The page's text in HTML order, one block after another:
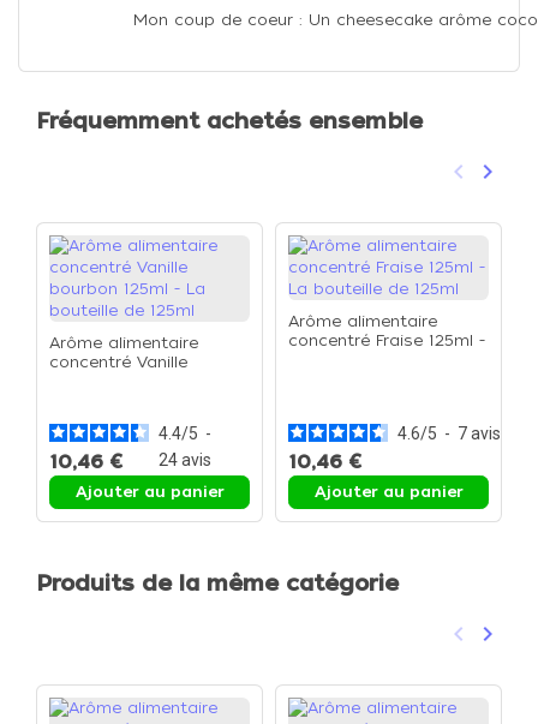
Mon coup de coeur : Un cheesecake arôme
Fréquemment achetés ensemble
Précédent
keyboard_arrow_left keyboard_arrow_right
Arôme alimentaire
concentré Vanille
4.4/5 -
24avis
10,46 €
Ajouter au panier
Arôme alimentaire
concentré Fraise 125ml -
4.6/5 - 7avis
10,46 €
Ajouter au panier
Produits de la même catégorie
Précédent
keyboard_arrow_left keyboard_arrow_right